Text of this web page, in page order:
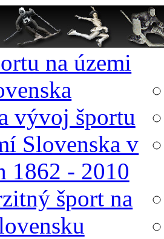
na územi
vývoj športu
Slovenska v
1862 - 2010
šport na